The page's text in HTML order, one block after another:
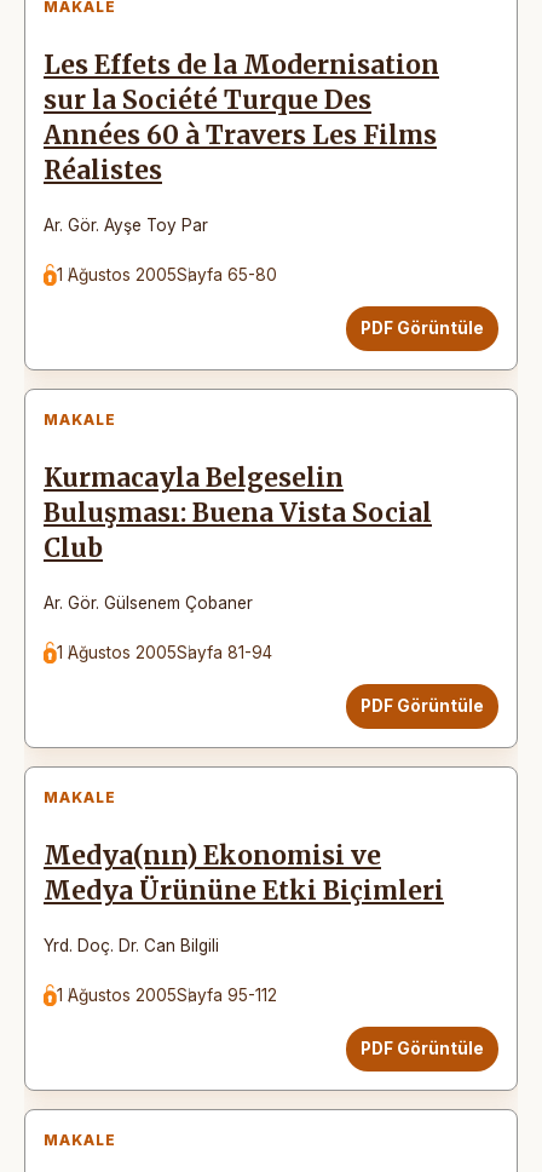
MAKALE
Les Effets de la Modernisation
sur la Société Turque Des
Années 60 à Travers Les Films
Réalistes
Ar. Gör. Ayşe Toy Par
1 Ağustos 2005Sayfa 65-80
PDF Görüntüle
MAKALE
Kurmacayla Belgeselin
Buluşması: Buena Vista Social
Club
Ar. Gör. Gülsenem Çobaner
1 Ağustos 2005Sayfa 81-94
PDF Görüntüle
MAKALE
Medya(nın) Ekonomisi ve
Medya Ürününe Etki Biçimleri
Yrd. Doç. Dr. Can Bilgili
1 Ağustos 2005Sayfa 95-112
PDF Görüntüle
MAKALE